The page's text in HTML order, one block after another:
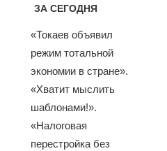
ЗА СЕГОДНЯ
«Токаев объявил
режим тотальной
экономии в стране».
«Хватит мыслить
шаблонами!».
«Налоговая
перестройка без